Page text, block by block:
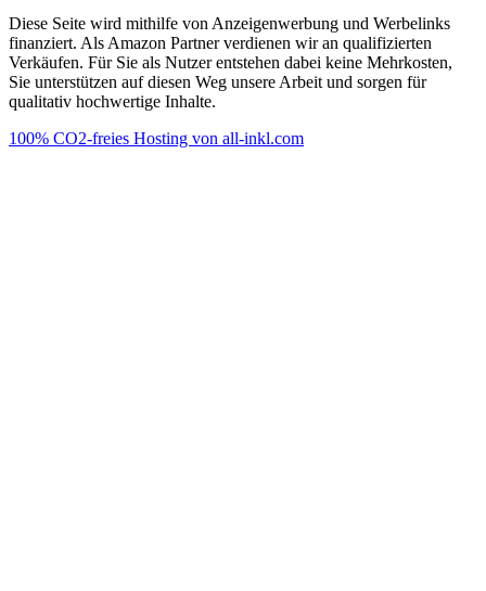
Diese Seite wird mithilfe von Anzeigenwerbung und Werbelinks
finanziert. Als Amazon Partner verdienen wir an qualifizierten
Verkäufen. Für Sie als Nutzer entstehen dabei keine Mehrkosten,
Sie unterstützen auf diesen Weg unsere Arbeit und sorgen für
qualitativ hochwertige Inhalte.
100% CO2-freies Hosting von all-inkl.com